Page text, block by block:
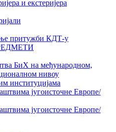
и екстеријера
притужби КДТ-у
БиХ на међународном,
нивоу
институцијама
југоисточне Европе/
југоисточне Европе/